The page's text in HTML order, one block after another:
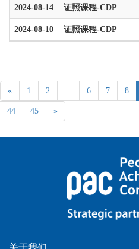
2024-08-14 证照课程-CDP
2024-08-10 证照课程-CDP
« 1 2 ... 6 7 8
44 45 »